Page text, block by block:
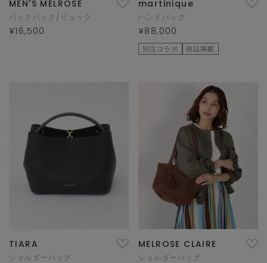
MEN'S MELROSE
バックパック/リュック
¥16,500
martinique
ハンドバッグ
¥88,000
別注コラボ 雑誌掲載
TIARA
ショルダーバッグ
MELROSE CLAIRE
ショルダーバッグ